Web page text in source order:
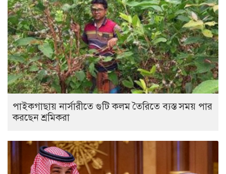
পাইকগাছায় নার্সারীতে গুটি কলম তৈরিতে ব্যস্ত সময় পার
করছেন শ্রমিকরা